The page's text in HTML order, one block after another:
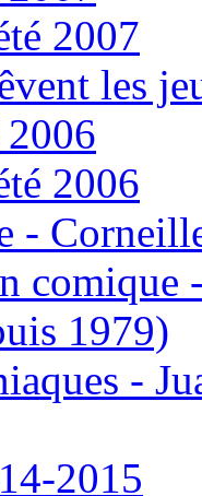
2007
les
2006
2006
-
comique
1979)
-
2015